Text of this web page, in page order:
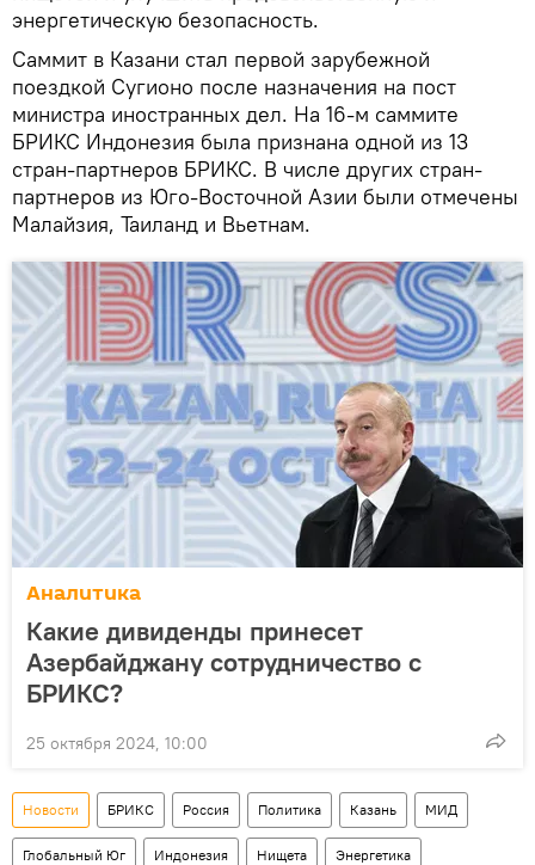
энергетическую безопасность.
Саммит в Казани стал первой зарубежной
поездкой Сугионо после назначения на пост
министра иностранных дел. На 16-м саммите
БРИКС Индонезия была признана одной из 13
стран-партнеров БРИКС. В числе других стран-
партнеров из Юго-Восточной Азии были отмечены
Малайзия, Таиланд и Вьетнам.
Аналитика
Какие дивиденды принесет
Азербайджану сотрудничество с
БРИКС?
25 октября 2024, 10:00
Новости БРИКС Россия Политика Казань МИД
Глобальный Юг Индонезия Нищета Энергетика